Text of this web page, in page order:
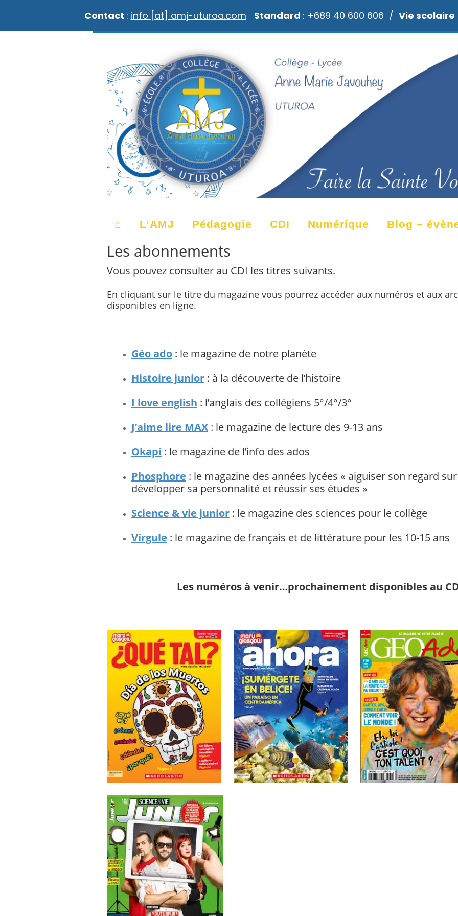
⌂ L’AMJ Pédagogie CDI Numérique Blog –
Les abonnements
Vous pouvez consulter au CDI les titres suivants.
En cliquant sur le titre du magazine vous pourrez accéder aux numéros et aux
disponibles en ligne.
Géo ado: le magazine de notre planète
Histoire junior: à la découverte de l’histoire
I love english : l’anglais des collégiens 5°/4°/3°
J’aime lire MAX: le magazine de lecture des 9-13 ans
Okapi : le magazine de l’info des ados
Phosphore : le magazine des années lycées « aiguiser son regard
développer sa personnalité et réussir ses études »
Science & vie junior: le magazine des sciences pour le collège
Virgule : le magazine de français et de littérature pour les 10-15 ans
Les numéros à venir…prochainement disponibles au
Contact : info [at] amj-uturoa.com Standard : +689 40 600 606 / Vie scolaire